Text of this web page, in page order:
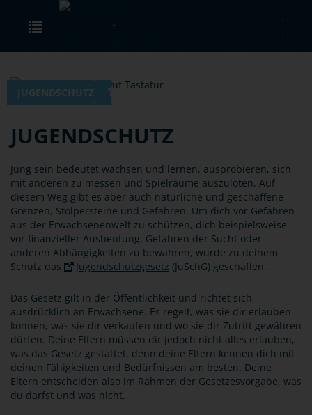
Skip to main content
JUGENDSCHUTZ
JUGENDSCHUTZ
Jung sein bedeutet wachsen und lernen, ausprobieren, sich
mit anderen zu messen und Spielräume auszuloten. Auf
diesem Weg gibt es aber auch natürliche und geschaffene
Grenzen, Stolpersteine und Gefahren. Um dich vor Gefahren
aus der Erwachsenenwelt zu schützen, dich beispielsweise
vor finanzieller Ausbeutung, Gefahren der Sucht oder
anderen Abhängigkeiten zu bewahren, wurde zu deinem
Schutz das
Jugendschutzgesetz (JuSchG) geschaffen.
Das Gesetz gilt in der Öffentlichkeit und richtet sich
ausdrücklich an Erwachsene. Es regelt, was sie dir erlauben
können, was sie dir verkaufen und wo sie dir Zutritt gewähren
dürfen. Deine Eltern müssen dir jedoch nicht alles erlauben,
was das Gesetz gestattet, denn deine Eltern kennen dich mit
deinen Fähigkeiten und Bedürfnissen am besten. Deine
Eltern entscheiden also im Rahmen der Gesetzesvorgabe, was
du darfst und was nicht.